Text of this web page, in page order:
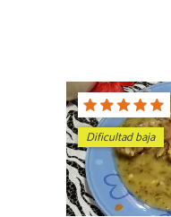
Dificultad baja